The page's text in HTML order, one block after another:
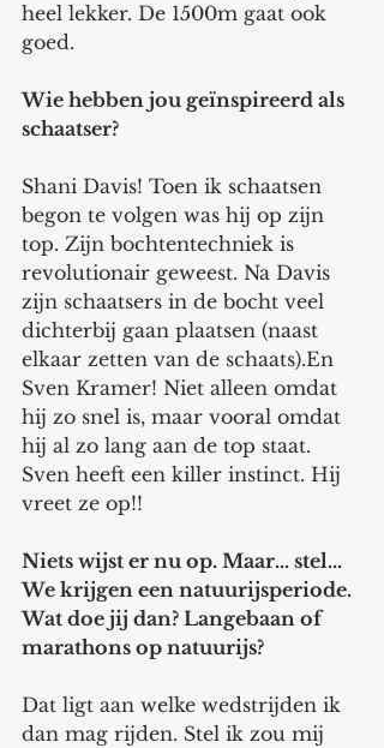
heel lekker. De 1500m gaat ook
goed.
Wie hebben jou geïnspireerd als
schaatser?
Shani Davis! Toen ik schaatsen
begon te volgen was hij op zijn
top. Zijn bochtentechniek is
revolutionair geweest. Na Davis
zijn schaatsers in de bocht veel
dichterbij gaan plaatsen (naast
elkaar zetten van de schaats).En
Sven Kramer! Niet alleen omdat
hij zo snel is, maar vooral omdat
hij al zo lang aan de top staat.
Sven heeft een killer instinct. Hij
vreet ze op!!
Niets wijst er nu op. Maar... stel...
We krijgen een natuurijsperiode.
Wat doe jij dan? Langebaan of
marathons op natuurijs?
Dat ligt aan welke wedstrijden ik
dan mag rijden. Stel ik zou mij